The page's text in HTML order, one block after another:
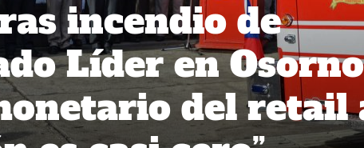
incendio de
Líder en
del retail